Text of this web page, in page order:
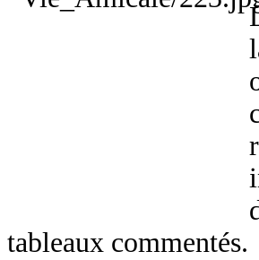
tableaux commentés.